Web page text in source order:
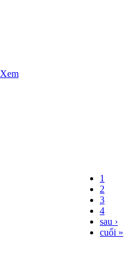
Xem
1
2
3
4
sau ›
cuối »